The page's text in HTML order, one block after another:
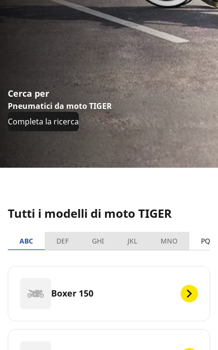
Cerca per
Pneumatici da moto TIGER
Completa la ricerca
Tutti i modelli di moto TIGER
ABC DEF GHI JKL MNO PQRS
Boxer 150